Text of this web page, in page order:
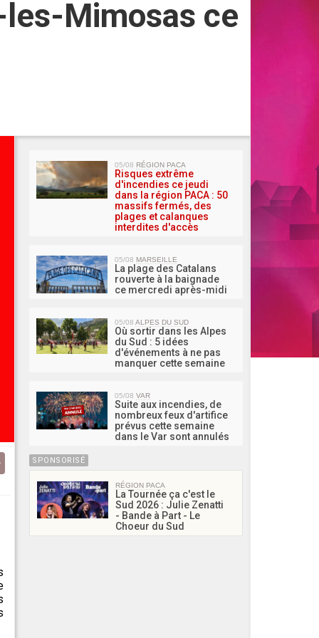
Mimosas ce
05/08 RÉGION PACA
Risques extrême
d'incendies ce jeudi
dans la région PACA : 50
massifs fermés, des
plages et calanques
interdites d'accès
05/08 MARSEILLE
La plage des Catalans
rouverte à la baignade
ce mercredi après-midi
05/08 ALPES DU SUD
Où sortir dans les Alpes
du Sud : 5 idées
d'événements à ne pas
manquer cette semaine
05/08 VAR
Suite aux incendies, de
nombreux feux d'artifice
prévus cette semaine
dans le Var sont annulés
SPONSORISÉ
RÉGION PACA
La Tournée ça c'est le
Sud 2026 : Julie Zenatti
- Bande à Part - Le
Choeur du Sud